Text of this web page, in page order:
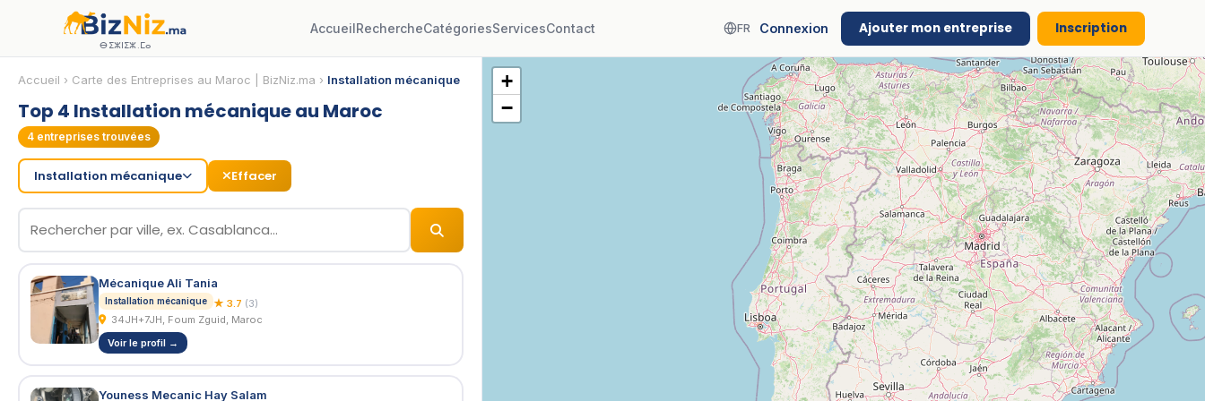
ⴱⵉⵣⵏⵉⵣ.ⵎⴰ
AccueilRechercheCatégoriesServicesContact FR Connexion Ajouter mon entreprise Inscription
Accueil › Carte des Entreprises au Maroc | BizNiz.ma › Installation mécanique
Top 4 Installation mécanique au Maroc
4 entreprises trouvées
Installation mécanique Effacer
Mécanique Ali Tania
Installation mécanique ★ 3.7 (3)
34JH+7JH, Foum Zguid, Maroc
Voir le profil →
Youness Mecanic Hay Salam
+
−